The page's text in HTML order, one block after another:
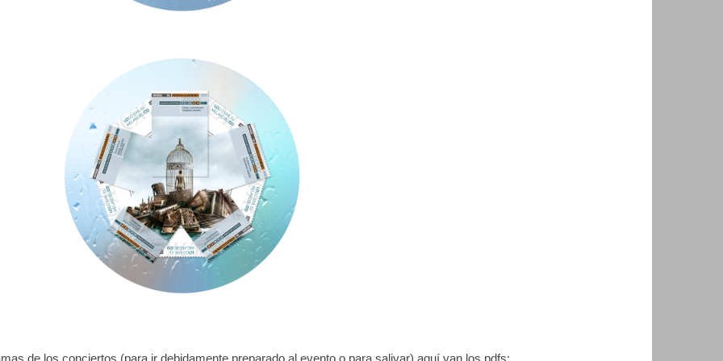
de los conciertos (para ir debidamente preparado al evento o para salivar) aquí van los pdfs: